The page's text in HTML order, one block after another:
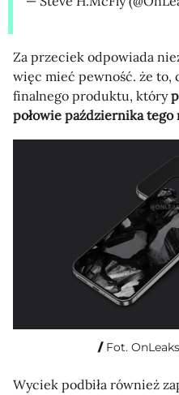
Za przeciek odpowiada
więc mieć pewność. że to,
finalnego produktu, który
połowie października tego
Fot.
Wyciek podbiła również